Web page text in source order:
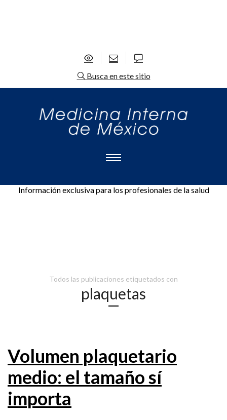
Busca en este sitio
Información exclusiva para los profesionales de la salud
Todos las publicaciones etiquetados con
plaquetas
Volumen plaquetario
medio: el tamaño sí
importa